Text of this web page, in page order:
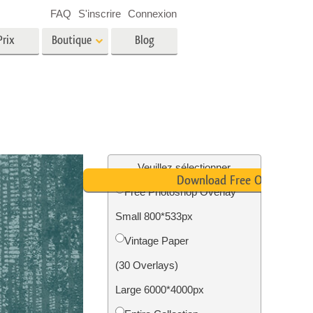
Services de restauration photo
Boutique Blog
FAQ S'inscrire Connexion
Veuillez sélectionner
Free Photoshop Overlay
Small 800*533px
Vintage Paper
(30 Overlays)
Large 6000*4000px
Download Free Overlay